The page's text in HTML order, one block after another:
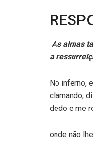
As almas
a
No inferno,
clamando,
dedo e me
onde não